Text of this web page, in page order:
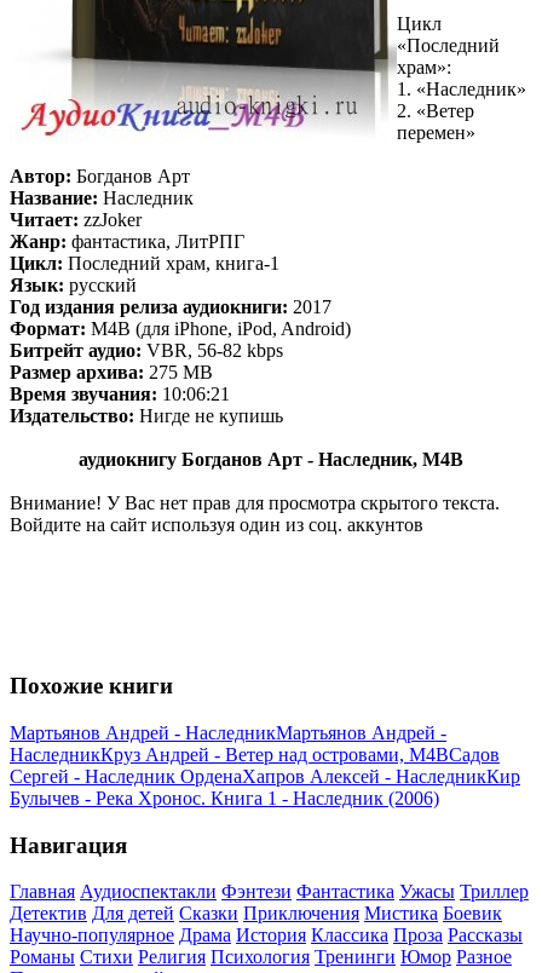
Цикл
«Последний
храм»:
1. «Наследник»
2. «Ветер
перемен»
Автор: Богданов Арт
Название: Наследник
Читает: zzJoker
Жанр: фантастика, ЛитРПГ
Цикл: Последний храм, книга-1
Язык: русский
Год издания релиза аудиокниги: 2017
Формат: M4B (для iPhone, iPod, Android)
Битрейт аудио: VBR, 56-82 kbps
Размер архива: 275 MB
Время звучания: 10:06:21
Издательство: Нигде не купишь
аудиокнигу Богданов Арт - Наследник, М4В
Внимание! У Вас нет прав для просмотра скрытого текста.
Войдите на сайт используя один из соц. аккунтов
Похожие книги
Мартьянов Андрей - НаследникМартьянов Андрей -
НаследникКруз Андрей - Ветер над островами, М4ВСадов
Сергей - Наследник ОрденаХапров Алексей - НаследникКир
Булычев - Река Хронос. Книга 1 - Наследник (2006)
Навигация
Главная Аудиоспектакли Фэнтези Фантастика Ужасы Триллер
Детектив Для детей Сказки Приключения Мистика Боевик
Научно-популярное Драма История Классика Проза Рассказы
Романы Стихи Религия Психология Тренинги Юмор Разное